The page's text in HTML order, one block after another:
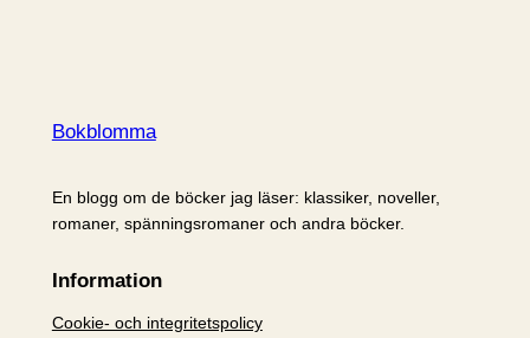
Bokblomma
En blogg om de böcker jag läser: klassiker, noveller,
romaner, spänningsromaner och andra böcker.
Information
Cookie- och integritetspolicy